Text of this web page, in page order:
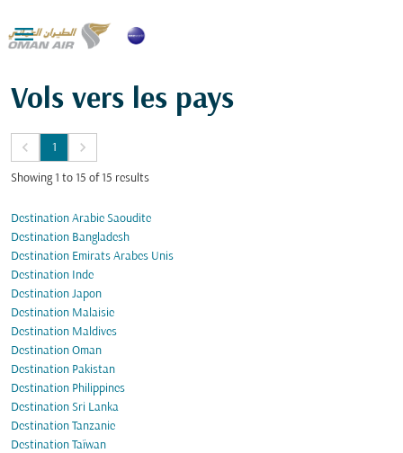

Vols vers les pays
keyboard_arrow_left 1 keyboard_arrow_right
Showing 1 to 15 of 15 results
Destination Arabie Saoudite
Destination Bangladesh
Destination Emirats Arabes Unis
Destination Inde
Destination Japon
Destination Malaisie
Destination Maldives
Destination Oman
Destination Pakistan
Destination Philippines
Destination Sri Lanka
Destination Tanzanie
Destination Taïwan